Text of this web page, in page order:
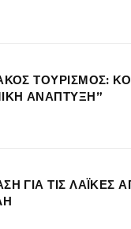
ΤΟΥΡΙΣΜΟΣ:
ΑΝΑΠΤΥΞΗ”
ΓΙΑ ΤΙΣ ΛΑΪΚΕΣ